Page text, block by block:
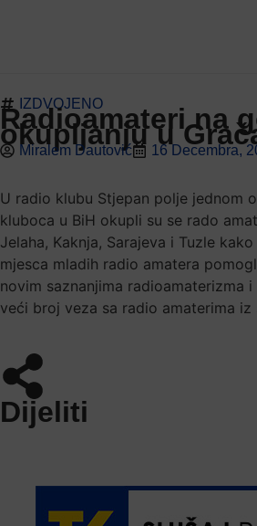
IZDVOJENO
Radioamateri na
okupljanju u
Miralem Dautović 16 Decembra,
U radio klubu Stjepan polje jednom
kluboca u BiH okupli su se rado
Jelaha, Kaknja, Sarajeva i Tuzle
mjesca mladih radio amatera
novim saznanjima radioamaterizma
veći broj veza sa radio amaterima iz
Dijeliti